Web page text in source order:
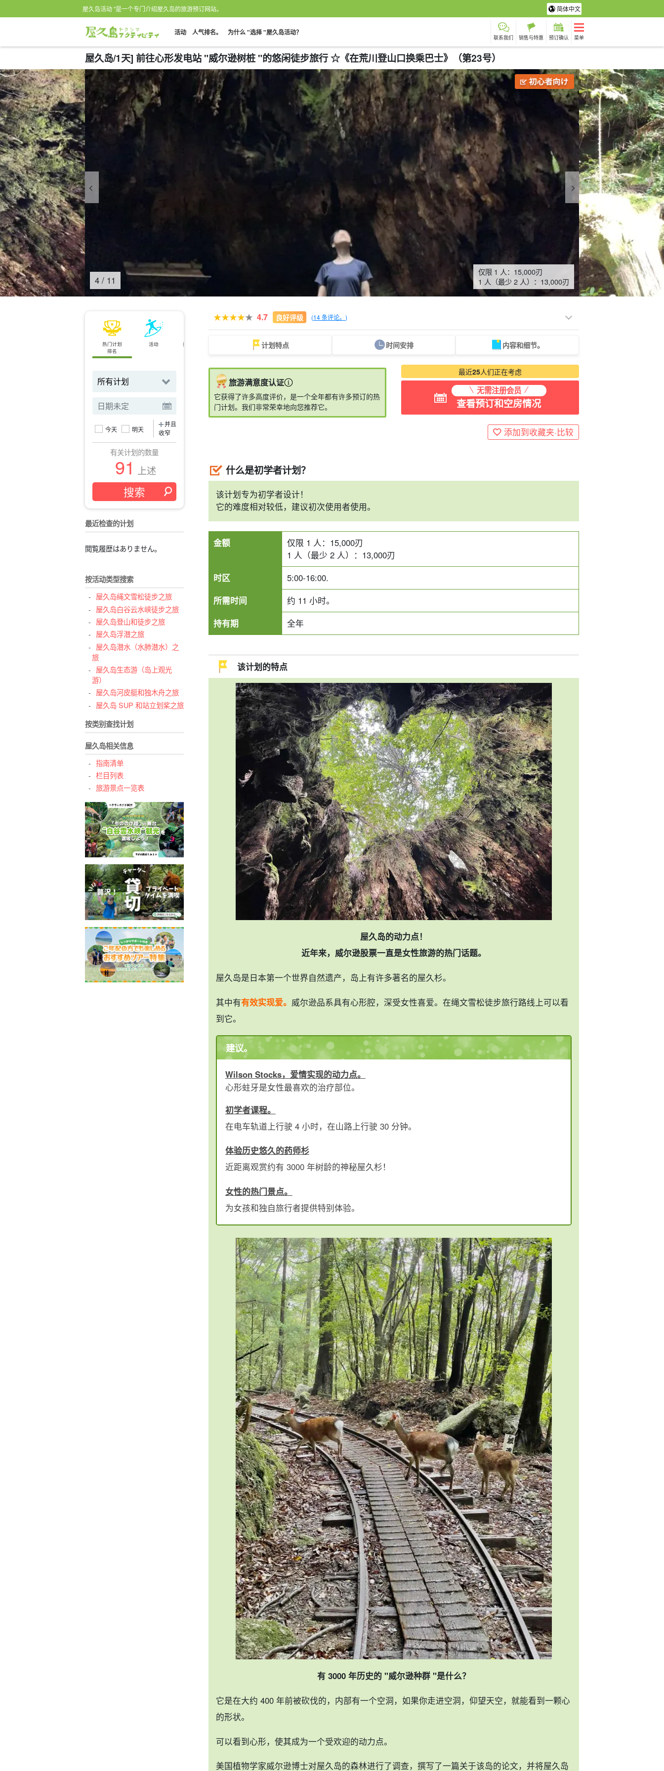
屋久岛活动 "是一个专门介绍屋久岛的旅游预订网站。 简体中文
活动 人气排名。 为什么 "选择 "屋久岛活动？
联系我们 销售与特惠 预订确认 菜单
屋久岛/1天] 前往心形发电站 "威尔逊树桩 "的悠闲徒步旅行 ☆《在荒川登山口换乘巴士》（第23号）
4 / 11
仅限 1 人： 15,000刃
1 人（最少 2 人）： 13,000刃
热门计划
排名
活动 按地点搜索
60 岁及以上
提供游览
绳文雪松之旅
今天 明天
并且
收窄
有关计划的数量
91 上述
最近检查的计划
閲覧履歴はありません。
按活动类型搜索
屋久岛绳文雪松徒步之旅
屋久岛白谷云水峡徒步之旅
屋久岛登山和徒步之旅
屋久岛浮潜之旅
屋久岛潜水（水肺潜水）之
旅
屋久岛生态游（岛上观光
游）
屋久岛河皮艇和独木舟之旅
屋久岛 SUP 和站立划桨之旅
按类别查找计划
屋久岛相关信息
指南清单
栏目列表
旅游景点一览表
4.7 良好评级 (14 条评论。 )
计划特点 时间安排 内容和细节。
最近25人们正在考虑
无需注册会员
查看预订和空房情况
添加到收藏夹·比较
旅游满意度认证
它获得了许多高度评价，是一个全年都有许多预订的热
门计划。我们非常荣幸地向您推荐它。
什么是初学者计划？
该计划专为初学者设计！
它的难度相对较低，建议初次使用者使用。
金额 仅限 1 人： 15,000刃
1 人（最少 2 人）： 13,000刃
时区
5:00-16:00.
所需时间
约 11 小时。
持有期
全年
该计划的特点
屋久岛的动力点！
近年来，威尔逊股票一直是女性旅游的热门话题。
屋久岛是日本第一个世界自然遗产，岛上有许多著名的屋久杉。
其中有有效实现爱。 威尔逊品系具有心形腔，深受女性喜爱。在绳文雪松徒步旅行路线上可以看
到它。
建议。
Wilson Stocks，爱情实现的动力点。
心形蛀牙是女性最喜欢的治疗部位。
初学者课程。
在电车轨道上行驶 4 小时，在山路上行驶 30 分钟。
体验历史悠久的药师杉
近距离观赏约有 3000 年树龄的神秘屋久杉！
女性的热门景点。
为女孩和独自旅行者提供特别体验。
有 3000 年历史的 "威尔逊种群 "是什么？
它是在大约 400 年前被砍伐的，内部有一个空洞，如果你走进空洞，仰望天空，就能看到一颗心
的形状。
可以看到心形，使其成为一个受欢迎的动力点。
美国植物学家威尔逊博士对屋久岛的森林进行了调查，撰写了一篇关于该岛的论文，并将屋久岛